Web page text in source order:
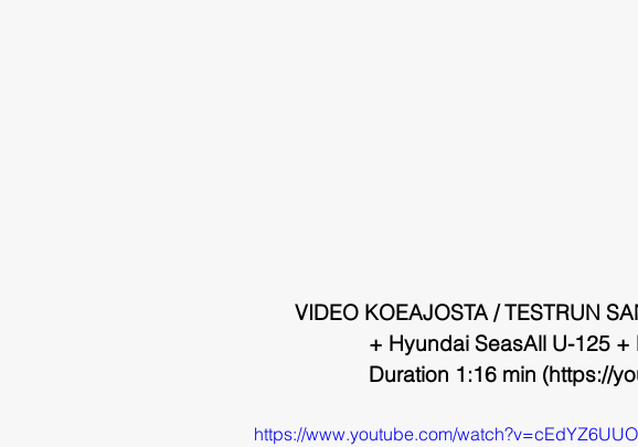
VIDEO KOEAJOSTA / TESTRUN
+ Hyundai SeasAll U-125 +
Duration 1:16 min (https://
https://www.youtube.com/